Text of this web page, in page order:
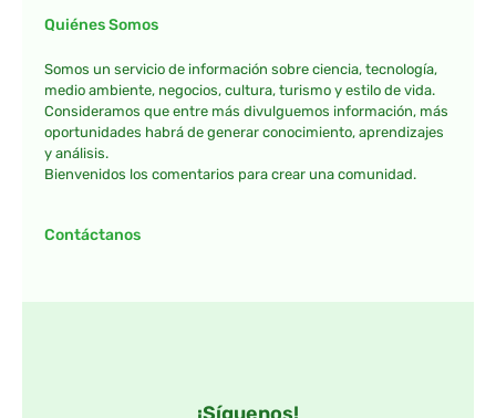
Quiénes Somos
Somos un servicio de información sobre ciencia, tecnología,
medio ambiente, negocios, cultura, turismo y estilo de vida.
Consideramos que entre más divulguemos información, más
oportunidades habrá de generar conocimiento, aprendizajes
y análisis.
Bienvenidos los comentarios para crear una comunidad.
Contáctanos